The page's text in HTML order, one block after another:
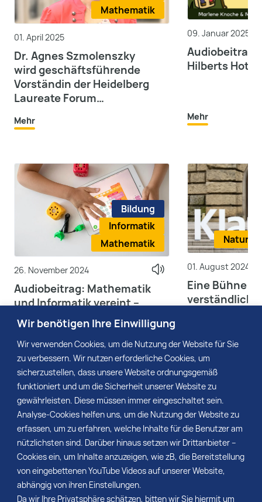
Wir benötigen Ihre Einwilligung
Wir verwenden Cookies, um die Nutzung der Website für Sie
zu verbessern. Wir nutzen erforderliche Cookies, um
sicherzustellen, dass unsere Website ordnungsgemäß
funktioniert und um die Sicherheit unserer Website zu
gewährleisten. Diese müssen immer eingeschaltet sein.
Analyse-Cookies helfen uns, um die Nutzung der Website zu
erfassen, um zu erfahren, welche Inhalte für die Benutzer am
nützlichsten sind. Darüber hinaus setzen wir Drittanbieter –
Cookies ein, um Inhalte anzuzeigen, wie zB, die Bereitstellung
von eingebettenen YouTube Videos auf unserer Website,
abhängig von ihren Einstellungen.
Da wir Ihre Privatsphäre schätzen, bitten wir Sie hiermit um
Mathematik
01. April 2025
Dr. Agnes Szmolenszky
wird geschäftsführende
Vorständin der Heidelberg
Laureate Forum
Mehr
09. Januar 2025
Audiobeitrag:
Hilberts Hotel
Mehr
Bildung
Informatik
Mathematik
26. November 2024
Audiobeitrag: Mathematik
und Informatik vereint –
ein Plus für die
Grundschule
01. August 2024
Eine Bühne
verständliche
Mehr
Seite:
der
Beiträge
1 2 … 4 Nächste